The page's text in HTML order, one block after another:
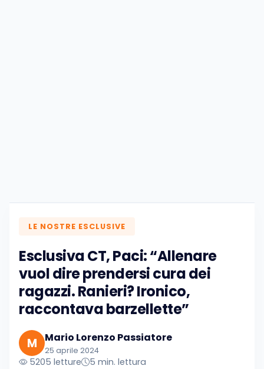
LE NOSTRE ESCLUSIVE
Esclusiva CT, Paci: “Allenare
vuol dire prendersi cura dei
ragazzi. Ranieri? Ironico,
raccontava barzellette”
M Mario Lorenzo Passiatore
25 aprile 2024
5205 letture 5 min. lettura